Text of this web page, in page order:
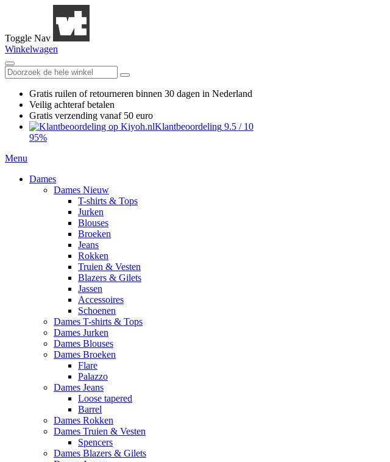
Toggle Nav
Winkelwagen
Gratis ruilen of retourneren binnen 30 dagen in Nederland
Veilig achteraf betalen
Gratis verzending vanaf 50 euro
Klantbeoordeling 9.5 / 10
95%
Menu
Dames
Dames Nieuw
T-shirts & Tops
Jurken
Blouses
Broeken
Jeans
Rokken
Truien & Vesten
Blazers & Gilets
Jassen
Accessoires
Schoenen
Dames T-shirts & Tops
Dames Jurken
Dames Blouses
Dames Broeken
Flare
Palazzo
Dames Jeans
Loose tapered
Barrel
Dames Rokken
Dames Truien & Vesten
Spencers
Dames Blazers & Gilets